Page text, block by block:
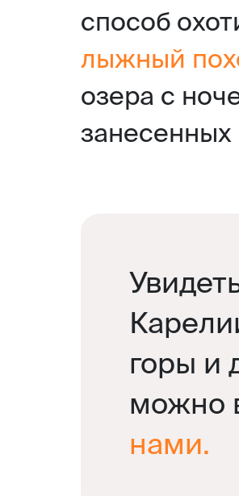
способ
лыжный
озера с
занесенных
горы и
можно
нами.